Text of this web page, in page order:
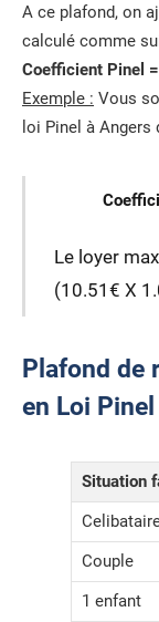
A ce plafond, on
calculé comme
Coefficient Pinel
Exemple : Vous
loi Pinel à Angers
Le loyer
(10.51€ X
Plafond de
en Loi
Situation
Couple
1 enfant